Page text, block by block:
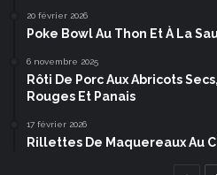
20 février 2026
Poke Bowl Au Thon Et À La
6 novembre 2025
Rôti De Porc Aux Abricots
Rouges Et Panais
17 février 2026
Rillettes De Maquereaux Au